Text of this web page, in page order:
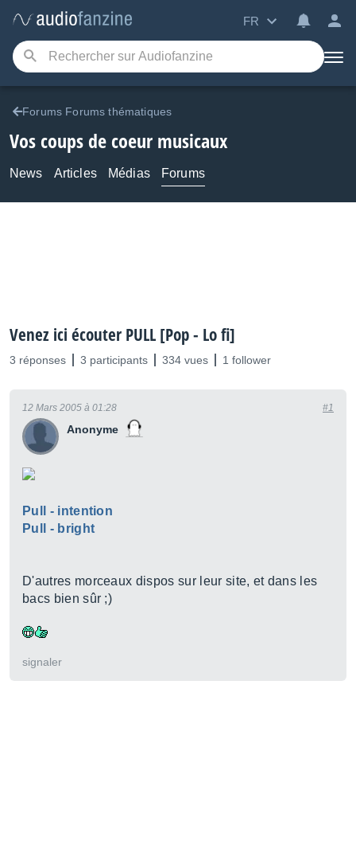
FR
Forums Forums thématiques
Vos coups de coeur musicaux
News Articles Médias Forums
Venez ici écouter PULL [Pop - Lo fi]
3 réponses 3 participants 334 vues 1 follower
Anonyme
12 Mars 2005 à 01:28 #1
Pull - intention
Pull - bright
D'autres morceaux dispos sur leur site, et dans les
bacs bien sûr ;)
signaler